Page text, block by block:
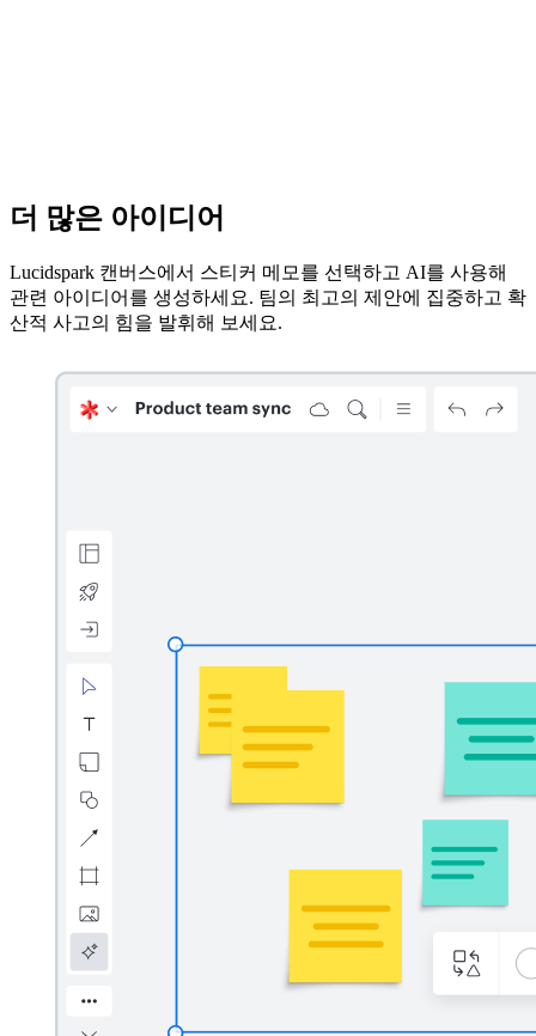
더 많은 아이디어
Lucidspark 캔버스에서 스티커 메모를 선택하고 AI를 사용해
관련 아이디어를 생성하세요. 팀의 최고의 제안에 집중하고 확
산적 사고의 힘을 발휘해 보세요.